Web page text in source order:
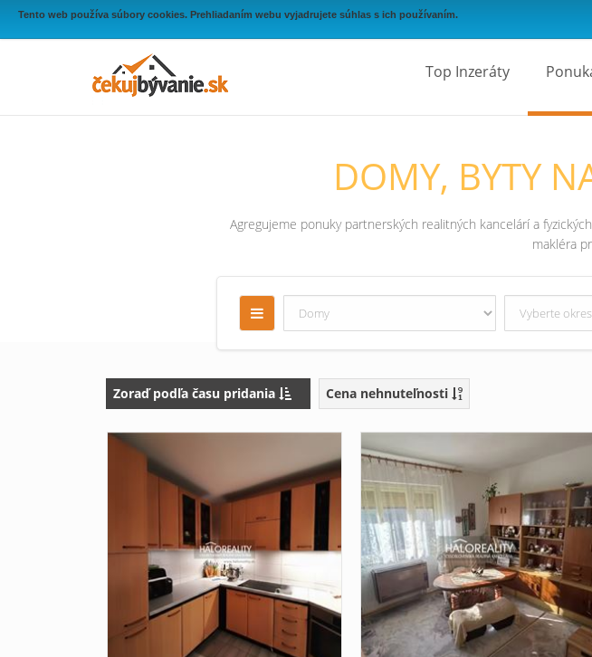
Tento web používa súbory cookies. Prehliadaním webu vyjadrujete súhlas s ich používaním.
Top Inzeráty
DOMY, BYTY
Agregujeme ponuky partnerských realitných kancelárí a
makléra
Zoraď podľa času pridania Cena nehnuteľnosti